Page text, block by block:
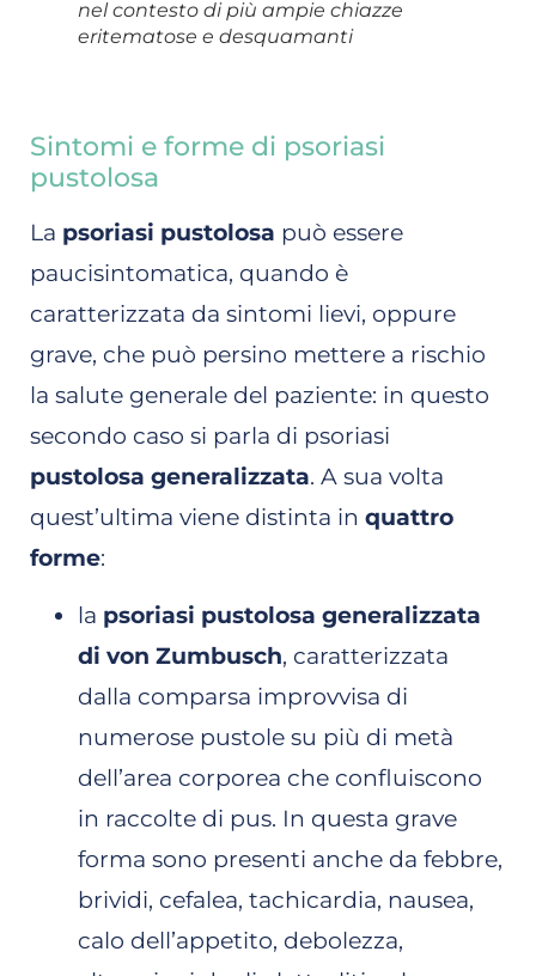
nel contesto di più ampie chiazze
eritematose e desquamanti
Sintomi e forme di psoriasi
pustolosa
La psoriasi pustolosa può essere
paucisintomatica, quando è
caratterizzata da sintomi lievi, oppure
grave, che può persino mettere a rischio
la salute generale del paziente: in questo
secondo caso si parla di psoriasi
pustolosa generalizzata. A sua volta
quest’ultima viene distinta in quattro
forme:
la psoriasi pustolosa generalizzata
di von Zumbusch, caratterizzata
dalla comparsa improvvisa di
numerose pustole su più di metà
dell’area corporea che confluiscono
in raccolte di pus. In questa grave
forma sono presenti anche da febbre,
brividi, cefalea, tachicardia, nausea,
calo dell’appetito, debolezza,